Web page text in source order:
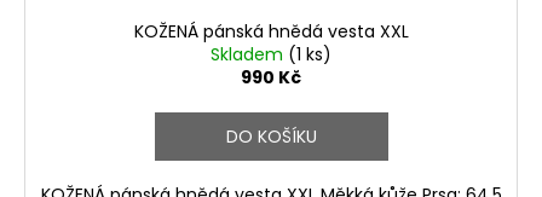
KOŽENÁ pánská hnědá vesta XXL
Skladem (1 ks)
990 Kč
DO KOŠÍKU